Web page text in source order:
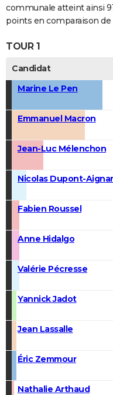
communale atteint ainsi
points en comparaison de
TOUR 1
Candidat
Marine Le Pen
Emmanuel Macron
Jean-Luc Mélenchon
Nicolas Dupont-
Fabien Roussel
Anne Hidalgo
Valérie Pécresse
Yannick Jadot
Jean Lassalle
Éric Zemmour
Nathalie Arthaud